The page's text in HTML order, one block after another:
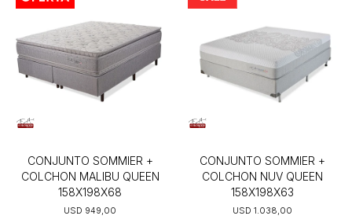
CONJUNTO SOMMIER +
COLCHON MALIBU QUEEN
158X198X68
USD 949,00
CONJUNTO SOMMIER +
COLCHON NUV QUEEN
158X198X63
USD 1.038,00